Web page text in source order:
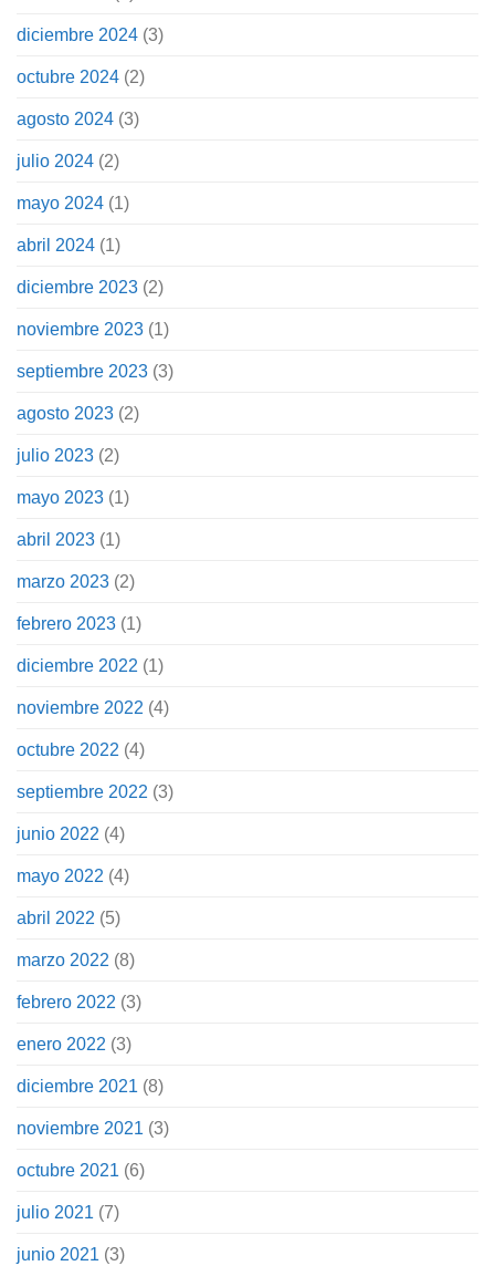
diciembre 2024 (3)
octubre 2024 (2)
agosto 2024 (3)
julio 2024 (2)
mayo 2024 (1)
abril 2024 (1)
diciembre 2023 (2)
noviembre 2023 (1)
septiembre 2023 (3)
agosto 2023 (2)
julio 2023 (2)
mayo 2023 (1)
abril 2023 (1)
marzo 2023 (2)
febrero 2023 (1)
diciembre 2022 (1)
noviembre 2022 (4)
octubre 2022 (4)
septiembre 2022 (3)
junio 2022 (4)
mayo 2022 (4)
abril 2022 (5)
marzo 2022 (8)
febrero 2022 (3)
enero 2022 (3)
diciembre 2021 (8)
noviembre 2021 (3)
octubre 2021 (6)
julio 2021 (7)
junio 2021 (3)